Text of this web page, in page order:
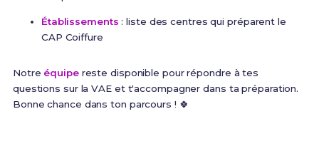
Établissements : liste des centres qui préparent le
CAP Coiffure
Notre équipereste disponible pour répondre à tes
questions sur la VAE et t'accompagner dans ta préparation.
Bonne chance dans ton parcours ! 🍀